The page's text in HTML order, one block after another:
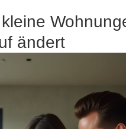
ändert